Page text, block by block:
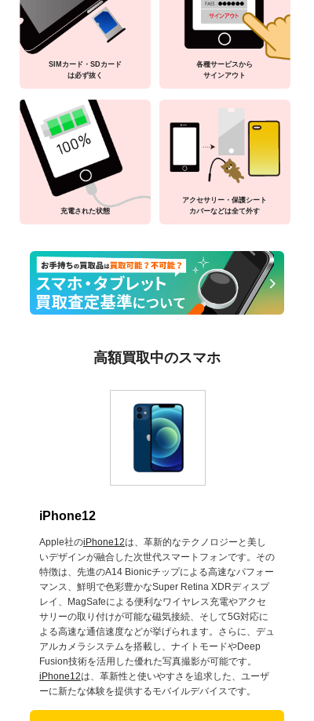
SIMカード・SDカード
は必ず抜く
各種サービスから
サインアウト
充電された状態
アクセサリー・保護シート
カバーなどは全て外す
高額買取中のスマホ
iPhone12
Apple社のiPhone12は、革新的なテクノロジーと美し
いデザインが融合した次世代スマートフォンです。その
特徴は、先進のA14 Bionicチップによる高速なパフォー
マンス、鮮明で色彩豊かなSuper Retina XDRディスプ
レイ、MagSafeによる便利なワイヤレス充電やアクセ
サリーの取り付けが可能な磁気接続、そして5G対応に
よる高速な通信速度などが挙げられます。さらに、デュ
アルカメラシステムを搭載し、ナイトモードやDeep
Fusion技術を活用した優れた写真撮影が可能です。
iPhone12は、革新性と使いやすさを追求した、ユーザ
ーに新たな体験を提供するモバイルデバイスです。